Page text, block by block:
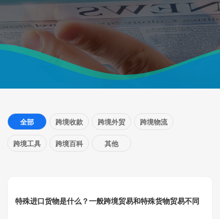
全部 跨境收款 跨境外贸 跨境物流
跨境工具 跨境百科 其他
特殊进口货物是什么？一般跨境贸易和特殊货物贸易不同